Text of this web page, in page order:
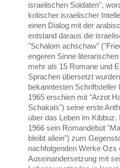
israelischen Soldaten",
kritischer israelischer
einen Dialog mit der
entstand daraus die
"Schalom achschaw"
engeren Sinne
mehr als 15 Romane und
Sprachen übersetzt
bekanntesten
1965 erschien mit "Arzot
Schakals") seine erste
über das Leben im
1966 sein Romandebüt
bleibt allein") zum
nachfolgenden Werke Ozs
Auseinandersetzung mit